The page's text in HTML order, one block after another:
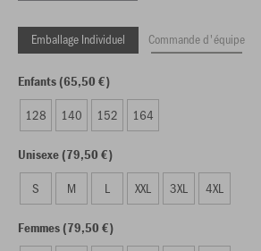
Emballage Individuel Commande d'équipe
Enfants (65,50 €)
128 140 152 164
Unisexe (79,50 €)
S M L XXL 3XL 4XL
Femmes (79,50 €)